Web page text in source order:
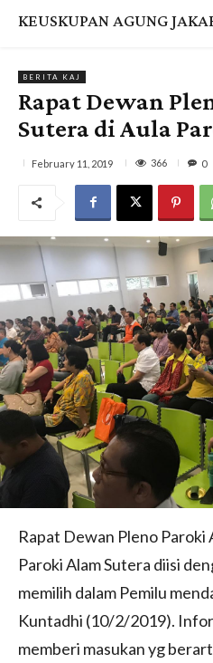
KEUSKUPAN AGUNG
BERITA KAJ
Rapat Dewan
Sutera di Aula
February 11, 2019 366 0
Rapat Dewan Pleno Paroki
Paroki Alam Sutera diisi
memilih dalam Pemilu
Kuntadhi (10/2/2019).
memberi masukan yg